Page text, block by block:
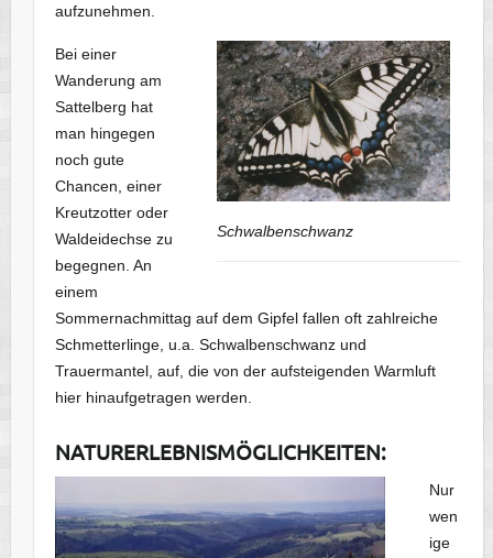
aufzunehmen.
Schwalbenschwanz
Bei einer
Wanderung am
Sattelberg hat
man hingegen
noch gute
Chancen, einer
Kreutzotter oder
Waldeidechse zu
begegnen. An
einem
Sommernachmittag auf dem Gipfel fallen oft zahlreiche
Schmetterlinge, u.a. Schwalbenschwanz und
Trauermantel, auf, die von der aufsteigenden Warmluft
hier hinaufgetragen werden.
NATURERLEBNISMÖGLICHKEITEN:
Nur
wen
ige